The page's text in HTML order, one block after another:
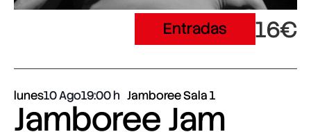
Entradas 16€
lunes10 Ago19:00 Jamboree Sala 1
Jamboree Jam